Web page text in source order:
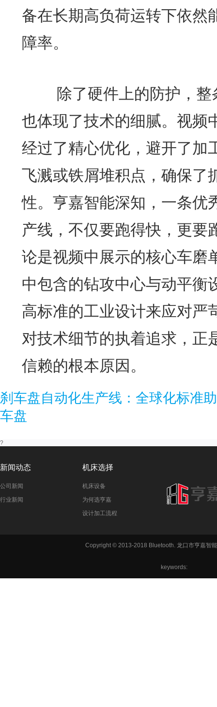
备在长期高负荷运转下依然
障率。
除了硬件上的防护，整
也体现了技术的细腻。视频
经过了精心优化，避开了加
飞溅或铁屑堆积点，确保了
性。亨嘉智能深知，一条优
产线，不仅要跑得快，更要
论是视频中展示的核心车磨
中包含的钻攻中心与动平衡
高标准的工业设计来应对严
对技术细节的执着追求，正
信赖的根本原因。
刹车盘自动化生产线：全球化标准
车盘
?
新闻动态
公司新闻
行业新闻
机床选择
机床设备
为何选亨嘉
设计加工流程
Copyright © 2013-2018 Bluetooth. 龙口市亨嘉智
keywords: